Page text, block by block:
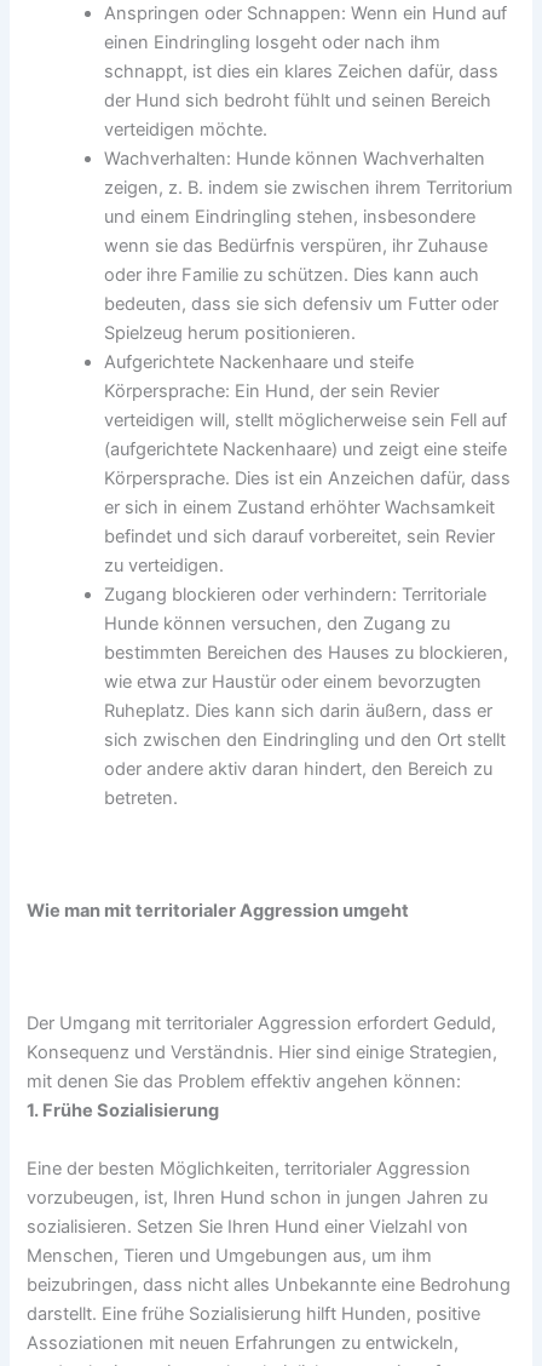
Anspringen oder Schnappen: Wenn ein Hund auf
einen Eindringling losgeht oder nach ihm
schnappt, ist dies ein klares Zeichen dafür, dass
der Hund sich bedroht fühlt und seinen Bereich
verteidigen möchte.
Wachverhalten: Hunde können Wachverhalten
zeigen, z. B. indem sie zwischen ihrem Territorium
und einem Eindringling stehen, insbesondere
wenn sie das Bedürfnis verspüren, ihr Zuhause
oder ihre Familie zu schützen. Dies kann auch
bedeuten, dass sie sich defensiv um Futter oder
Spielzeug herum positionieren.
Aufgerichtete Nackenhaare und steife
Körpersprache: Ein Hund, der sein Revier
verteidigen will, stellt möglicherweise sein Fell auf
(aufgerichtete Nackenhaare) und zeigt eine steife
Körpersprache. Dies ist ein Anzeichen dafür, dass
er sich in einem Zustand erhöhter Wachsamkeit
befindet und sich darauf vorbereitet, sein Revier
zu verteidigen.
Zugang blockieren oder verhindern: Territoriale
Hunde können versuchen, den Zugang zu
bestimmten Bereichen des Hauses zu blockieren,
wie etwa zur Haustür oder einem bevorzugten
Ruheplatz. Dies kann sich darin äußern, dass er
sich zwischen den Eindringling und den Ort stellt
oder andere aktiv daran hindert, den Bereich zu
betreten.
Wie man mit territorialer Aggression umgeht
Der Umgang mit territorialer Aggression erfordert Geduld,
Konsequenz und Verständnis. Hier sind einige Strategien,
mit denen Sie das Problem effektiv angehen können:
1. Frühe Sozialisierung
Eine der besten Möglichkeiten, territorialer Aggression
vorzubeugen, ist, Ihren Hund schon in jungen Jahren zu
sozialisieren. Setzen Sie Ihren Hund einer Vielzahl von
Menschen, Tieren und Umgebungen aus, um ihm
beizubringen, dass nicht alles Unbekannte eine Bedrohung
darstellt. Eine frühe Sozialisierung hilft Hunden, positive
Assoziationen mit neuen Erfahrungen zu entwickeln,